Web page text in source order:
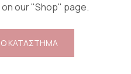
our "Shop" page.
ΚΑΤΑΣΤΗΜΑ